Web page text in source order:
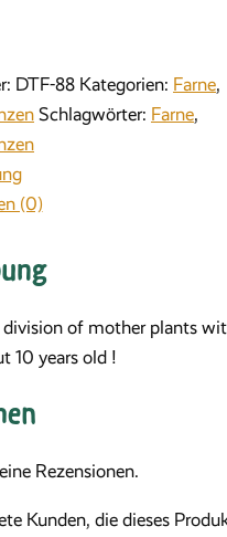
DTF-88 Kategorien: Farne,
Schlagwörter: Farne,
(0)
of mother plants
10 years old !
Rezensionen.
Kunden, die dieses